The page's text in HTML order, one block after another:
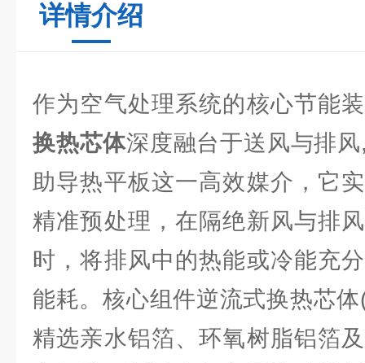
详情介绍
作为空气处理系统的核心节能
换热芯体深度融台于送风与排
助导热平板这一高效媒介，它
精准预处理，在隔绝新风与排
时，将排风中的热能或冷能充
能耗。核心组件逆流式换热芯
精选亲水铝箔、环氧树脂铝箔